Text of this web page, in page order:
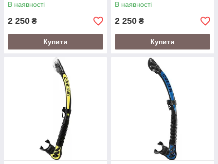
В наявності
2 250 ₴
Купити
В наявності
2 250 ₴
Купити